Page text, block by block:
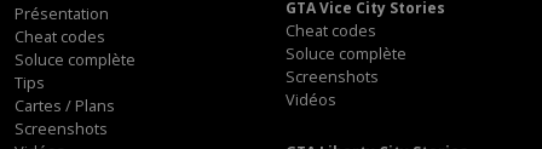
Présentation
Cheat codes
Soluce complète
Tips
Cartes / Plans
Screenshots
GTA Vice City Stories
Cheat codes
Soluce complète
Screenshots
Vidéos